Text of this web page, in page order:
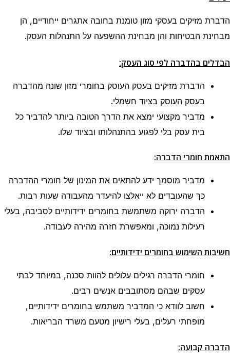
הדברת מזיקים בעסקי מזון טומנת בחובה אתגרים ייחודיים, הן
מבחינת הבטיחות והן מבחינת ההשפעה על התנהלות העסק.
הבדלים בהדברה לפי סוג העסק:
הדברת מזיקים בעסק העוסק בחומרי מזון שונה מהדברה
בעסק העוסק בציוד חשמלי.
מדביר מקצועי ימצא את הדרך הטובה ביותר להדביר כל
בית עסק בלי לפגוע בהתנהלותו ובציוד שלו.
התאמת חומרי הדברה:
מדביר מוסמך ידע להתאים את המינון של חומרי ההדברה
כך שהעובדים לא ייאלצו להיעדר מהעבודה שעות רבות.
הדברה ירוקה משתמשת בחומרים ידידותיים לסביבה, בעלי
רעילות נמוכה, ומאפשרת חזרה מהירה לעבודה.
חשיבות השימוש בחומרים ידידותיים:
חומרי הדברה רגילים עלולים להוות סכנה, במיוחד לבתי
עסקים שבהם מסתובבים אנשים רבים.
חשוב לוודא כי המדביר משתמש בחומרים ידידותיים,
מופחתי רעלים, בעלי רישיון מטעם משרד הבריאות.
הדברה קבועה: